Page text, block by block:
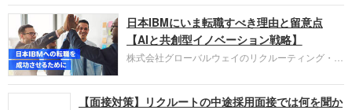
圧倒的な存在感を持つAmazon。中途採用面接では
過去の具体的な業務成果やリーダーシップの発揮、
失敗からの学びが重視され、人間性やカルチャーフ
ィットも評価対象となり、長期的に成長できる仲間
であるかを多角的に審査されます。
日本IBMにいま転職すべき理由と留意点
【AIと共創型イノベーション戦略】
株式会社グローバルウェイのリクルーティング・パ
パーソンが利用する企業口コミサイト「キャリコ
ネ」の転職エージェントがお勧めするイチオシ企業
【面接対策】リクルートの中途採用面接では何を聞か